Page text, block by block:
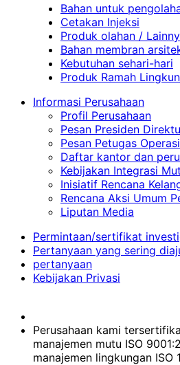
Bahan untuk
Cetakan Injeksi
Produk olahan /
Bahan membran
Kebutuhan sehari-hari
Produk Ramah
Informasi Perusahaan
Profil Perusahaan
Pesan Presiden
Pesan Petugas
Daftar kantor dan
Kebijakan Integrasi
Inisiatif Rencana
Rencana Aksi Umum
Liputan Media
Permintaan/sertifikat
Pertanyaan yang sering
pertanyaan
Kebijakan Privasi
Perusahaan kami
manajemen mutu ISO
manajemen lingkungan ISO